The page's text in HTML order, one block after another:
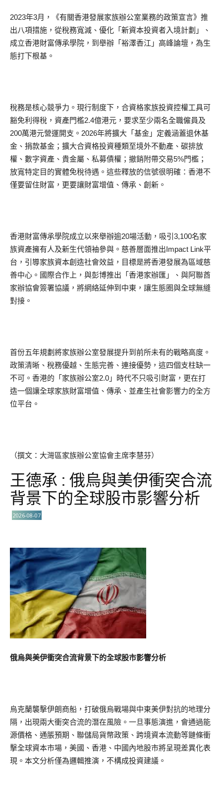
2023年3月，《有關香港發展家族辦公室業務的政策宣言》推
出八項措施，從稅務寬減、優化「新資本投資者入境計劃」、
成立香港財富傳承學院，到舉辦「裕澤香江」高峰論壇，為生
態打下根基。
稅務是核心競爭力。現行制度下，合資格家族投資控權工具可
豁免利得稅，資產門檻2.4億港元，要求至少兩名全職僱員及
200萬港元營運開支。2026年將擴大「基金」定義涵蓋退休基
金、捐款基金；擴大合資格投資種類至境外不動產、碳排放
權、數字資產、貴金屬、私募債權；撤銷附帶交易5%門檻；
放寬特定目的實體免稅待遇。這些釋放的信號很明確：香港不
僅要留住財富，更要讓財富增值、傳承、創新。
香港財富傳承學院成立以來舉辦逾20場活動，吸引3,100名家
族資產擁有人及新生代領袖參與。慈善層面推出Impact Link平
台，引導家族資本創造社會效益，目標是將香港發展為區域慈
善中心。國際合作上，與彭博推出「香港家辦匯」、與阿聯酋
家辦協會簽署協議，將網絡延伸到中東，讓生態圈與全球無縫
對接。
首份五年規劃將家族辦公室發展提升到前所未有的戰略高度。
政策清晰、稅務優越、生態完善、連接優勢，這四個支柱缺一
不可。香港的「家族辦公室2.0」時代不只吸引財富，更在打
造一個讓全球家族財富增值、傳承、並產生社會影響力的全方
位平台。
（撰文：大灣區家族辦公室協會主席李慧芬）
王德承 : 俄烏與美伊衝突合流
背景下的全球股市影響分析
2026-08-07
俄烏與美伊衝突合流背景下的全球股市影響分析
烏克蘭襲擊伊朗商船，打破俄烏戰場與中東美伊對抗的地理分
隔，出現兩大衝突合流的潛在風險。一旦事態演進，會通過能
源價格、通脹預期、聯儲局貨幣政策、跨境資本流動等鏈條衝
擊全球資本市場，美國、香港、中國內地股市將呈現差異化表
現。本文分析僅為邏輯推演，不構成投資建議。